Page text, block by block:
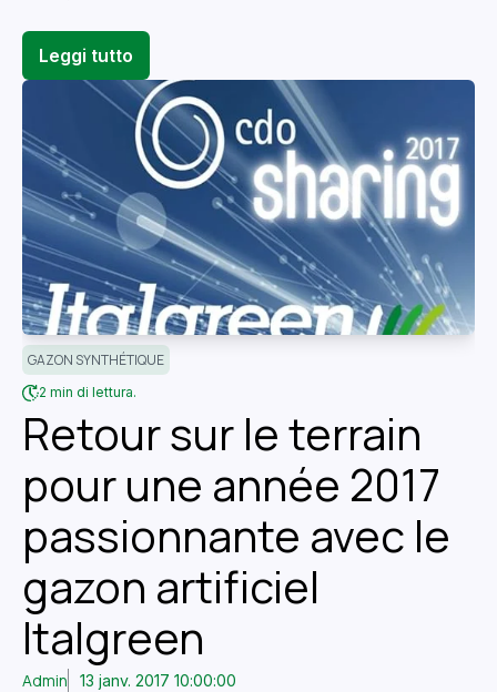
Leggi tutto
GAZON SYNTHÉTIQUE
2 min di lettura.
Retour sur le terrain
pour une année 2017
passionnante avec le
gazon artificiel
Italgreen
Admin 13 janv. 2017 10:00:00